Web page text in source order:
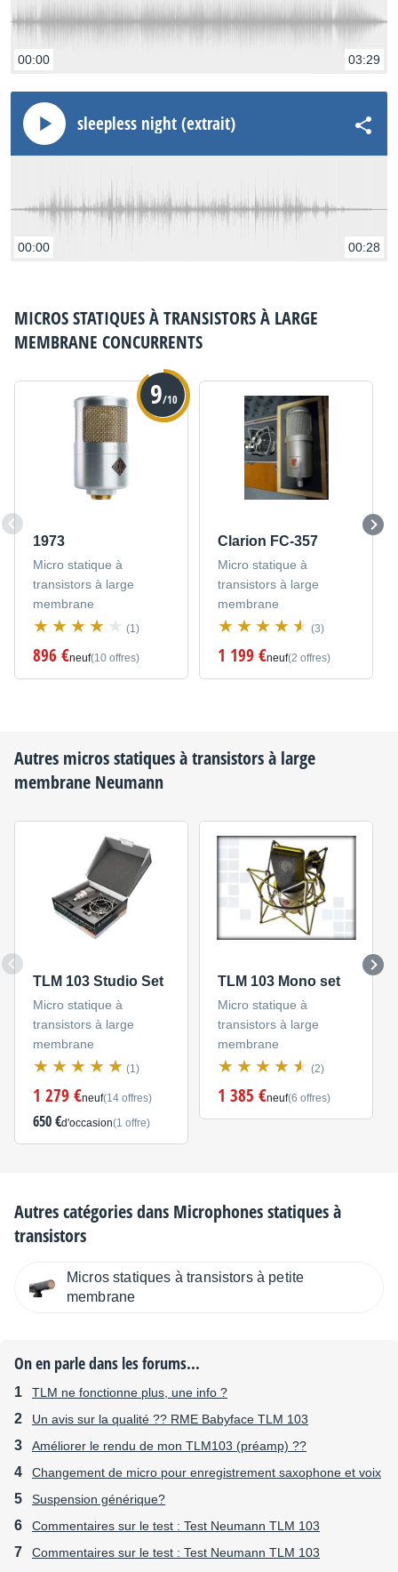
00:00 03:29
sleepless night (extrait)
00:00 00:28
MICROS STATIQUES À TRANSISTORS À LARGE
MEMBRANE CONCURRENTS
9/10
1973
Micro statique à
transistors à large
membrane
(1)
896 €neuf(10 offres)
Clarion FC-357
Micro statique à
transistors à large
membrane
(3)
1 199 €neuf(2 offres)
Autres micros statiques à transistors à large
membrane Neumann
TLM 103 Studio Set
Micro statique à
transistors à large
membrane
(1)
1 279 €neuf(14 offres)
650 €d'occasion(1 offre)
TLM 103 Mono set
Micro statique à
transistors à large
membrane
(2)
1 385 €neuf(6 offres)
Autres catégories dans Microphones statiques à
transistors
Micros statiques à transistors à petite
membrane
On en parle dans les forums...
TLM ne fonctionne plus, une info ?
Un avis sur la qualité ?? RME Babyface TLM 103
Améliorer le rendu de mon TLM103 (préamp) ??
Changement de micro pour enregistrement saxophone et voix
Suspension générique?
Commentaires sur le test : Test Neumann TLM 103
Commentaires sur le test : Test Neumann TLM 103